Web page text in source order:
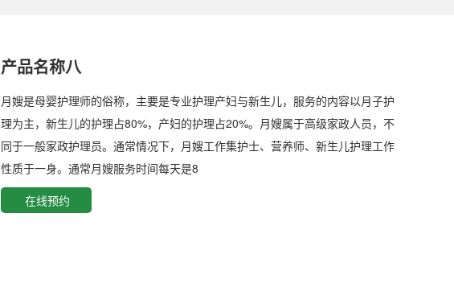
产品名称八
月嫂是母婴护理师的俗称，主要是专业护理产妇与新生儿，服务的内容以月子护
理为主，新生儿的护理占80%，产妇的护理占20%。月嫂属于高级家政人员，不
同于一般家政护理员。通常情况下，月嫂工作集护士、营养师、新生儿护理工作
性质于一身。通常月嫂服务时间每天是8
在线预约